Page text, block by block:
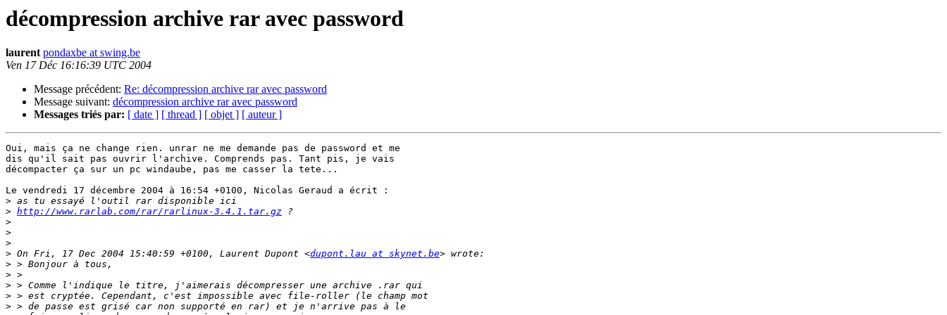
décompression archive rar avec password
laurentpondaxbe at swing.be
Ven 17 Déc 16:16:39 UTC 2004
Message précédent: Re: décompression archive rar avec password
Message suivant: décompression archive rar avec password
Messages triés par: [ date ] [ thread ] [ objet ] [ auteur ]
Oui, mais ça ne change rien. unrar ne me demande pas de password et me
dis qu'il sait pas ouvrir l'archive. Comprends pas. Tant pis, je vais
décompacter ça sur un pc windaube, pas me casser la tete...
Le vendredi 17 décembre 2004 à 16:54 +0100, Nicolas Geraud a écrit :
>
> http://www.rarlab.com/rar/rarlinux-3.4.1.tar.gz
>
>
>
> On Fri, 17 Dec 2004 15:40:59 +0100, Laurent Dupont <dupont.lau at skynet.be
>
>
>
>
>